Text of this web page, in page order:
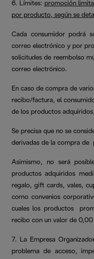
6. Límites: promoción
por producto, según se
Cada consumidor podrá
correo electrónico y por
solicitudes de reembolso
correo electrónico.
En caso de compra de
recibo/factura, el
de los productos
Se precisa que no se
derivadas de la compra de
Asimismo, no será
productos adquiridos
regalo, gift cards, vales,
como convenios
cuales los productos
recibo con un valor de
7. La Empresa
problema de acceso,